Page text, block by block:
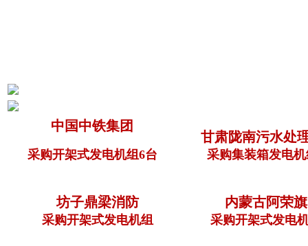
中国中铁集团
采购开架式发电机组6台
甘肃陇南污水处
采购集装箱发电机
坊子鼎梁消防
采购开架式发电机组
内蒙古阿荣旗
采购开架式发电